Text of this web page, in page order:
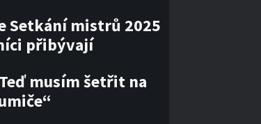
Setkání mistrů 2025
přibývají
musím šetřit na